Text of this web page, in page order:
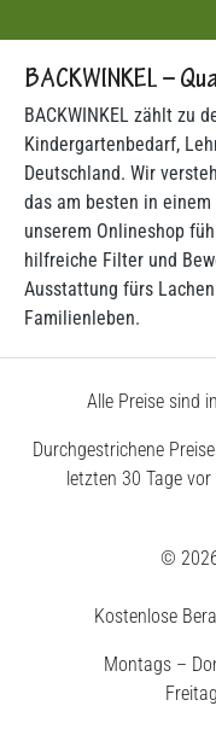
BACKWINKEL –
BACKWINKEL zählt zu
Kindergartenbedarf,
Deutschland. Wir
das am besten in
unserem Onlineshop
hilfreiche Filter und
Ausstattung fürs
Familienleben.
Alle Preise sind
Durchgestrichene
letzten 30 Tage
©
Kostenlose
Montags –